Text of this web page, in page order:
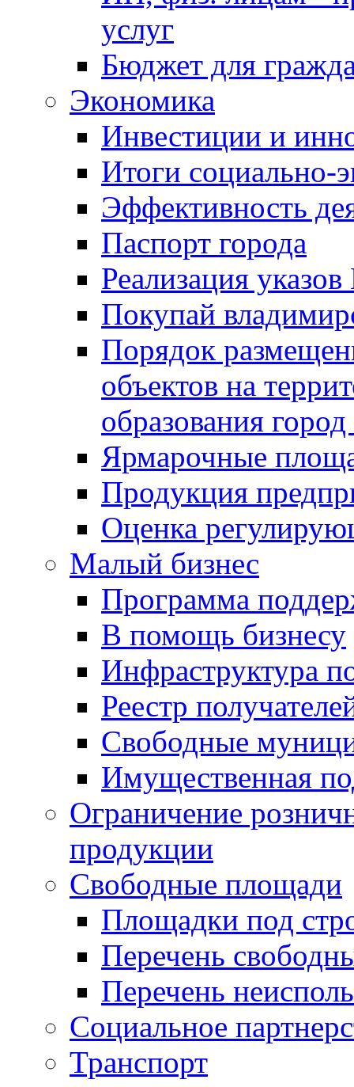
услуг
Бюджет для
Экономика
Инвестиции и
Итоги социально-
Эффективность
Паспорт города
Реализация
Покупай
Порядок
объектов на
образования
Ярмарочные
Продукция
Оценка
Малый бизнес
Программа
В помощь бизнесу
Инфраструктура
Реестр
Свободные
Имущественная
Ограничение
продукции
Свободные площади
Площадки под
Перечень
Перечень
Социальное
Транспорт